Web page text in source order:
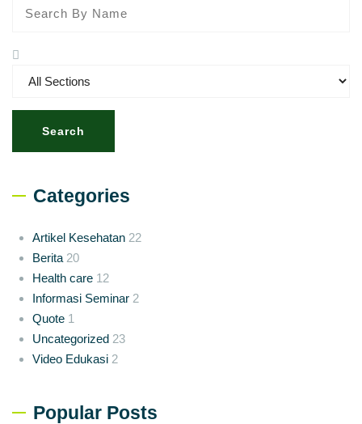
Search
Categories
Artikel Kesehatan 22
Berita 20
Health care 12
Informasi Seminar 2
Quote 1
Uncategorized 23
Video Edukasi 2
Popular Posts